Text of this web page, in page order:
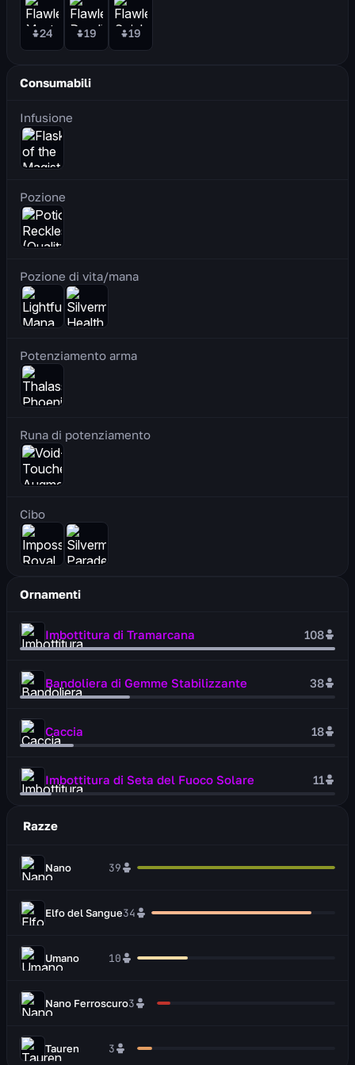
24 19 19
Consumabili
Infusione
Pozione
Pozione di vita/mana
Potenziamento arma
Runa di potenziamento
Cibo
Ornamenti
Imbottitura di Tramarcana 108
Bandoliera di Gemme Stabilizzante 38
Caccia 18
Imbottitura di Seta del Fuoco Solare 11
Razze
Nano 39
Elfo del Sangue34
Umano 10
Nano Ferroscuro3
Tauren 3